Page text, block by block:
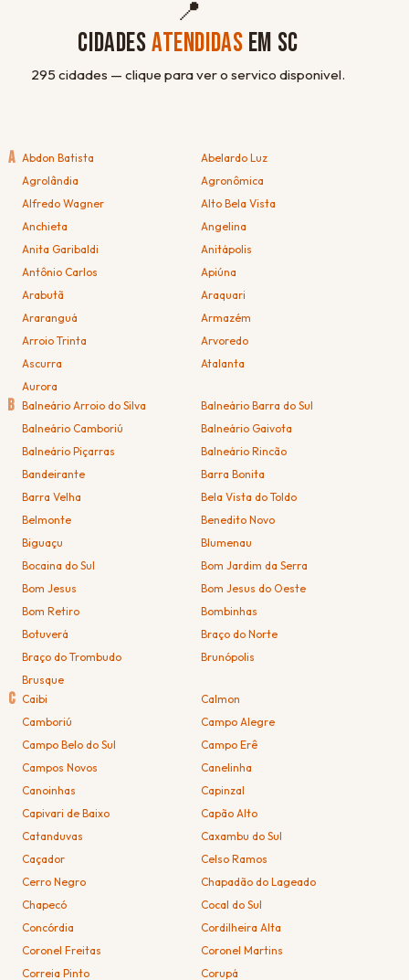
📍
CIDADESATENDIDAS EM SC
295 cidades — clique para ver o servico disponivel.
A Abdon Batista
Abelardo Luz
Agrolândia
Agronômica
Alfredo Wagner
Alto Bela Vista
Anchieta
Angelina
Anita Garibaldi
Anitápolis
Antônio Carlos
Apiúna
Arabutã
Araquari
Araranguá
Armazém
Arroio Trinta
Arvoredo
Ascurra
Atalanta
Aurora
B Balneário Arroio do Silva
Balneário Barra do Sul
Balneário Camboriú
Balneário Gaivota
Balneário Piçarras
Balneário Rincão
Bandeirante
Barra Bonita
Barra Velha
Bela Vista do Toldo
Belmonte
Benedito Novo
Biguaçu
Blumenau
Bocaina do Sul
Bom Jardim da Serra
Bom Jesus
Bom Jesus do Oeste
Bom Retiro
Bombinhas
Botuverá
Braço do Norte
Braço do Trombudo
Brunópolis
Brusque
C Caibi
Calmon
Camboriú
Campo Alegre
Campo Belo do Sul
Campo Erê
Campos Novos
Canelinha
Canoinhas
Capinzal
Capivari de Baixo
Capão Alto
Catanduvas
Caxambu do Sul
Caçador
Celso Ramos
Cerro Negro
Chapadão do Lageado
Chapecó
Cocal do Sul
Concórdia
Cordilheira Alta
Coronel Freitas
Coronel Martins
Correia Pinto
Corupá